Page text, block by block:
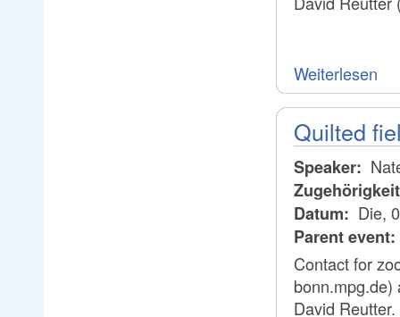
Weiterlesen
Quilted
Speaker:
Datum: Die,
Parent event:
Contact for
bonn.mpg.de)
David Reutter.